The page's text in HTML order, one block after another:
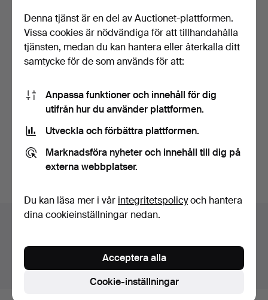
JAGTKNIVE. 2 st,
”Lapplander 95", Frosts, …
Klubbades 25 jul 2025
3 bud
Zebraskin gevärfoder med
tillhörande ”kvar…
Klubbades 7 maj 2025
7 bud
Bevaka sökning
Auktionsarkivet
Du söker i vårt arkiv över avslutade auktioner.
Visa pågående auktioner istället.
Denna tjänst är en del av Auctionet-plattformen.
Vissa cookies är nödvändiga för att tillhandahålla
tjänsten, medan du kan hantera eller återkalla ditt
samtycke för de som används för att:
Anpassa funktioner och innehåll för dig
utifrån hur du använder plattformen.
Utveckla och förbättra plattformen.
Marknadsföra nyheter och innehåll till dig på
externa webbplatser.
Du kan läsa mer i vår integritetspolicyoch hantera
dina cookieinställningar nedan.
Cookie-inställningar
Acceptera alla